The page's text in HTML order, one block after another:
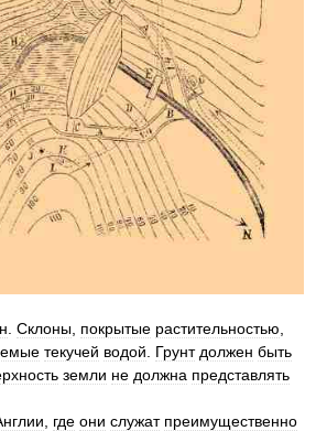
Склоны покрытые растительностью
текучей водой Грунт должен быть
земли не должна представлять
где они служат преимущественно